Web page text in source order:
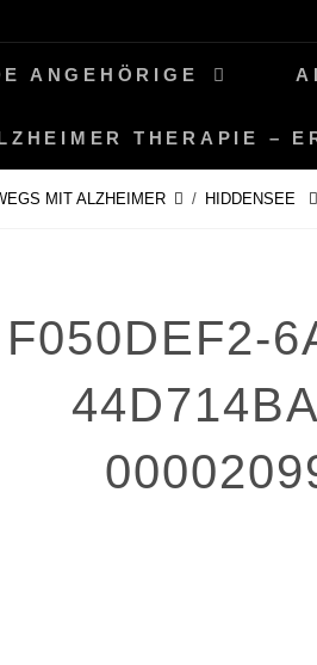
ANGEHÖRIGE
THERAPIE –
MIT ALZHEIMER / HIDDENSEE
F050DEF2-